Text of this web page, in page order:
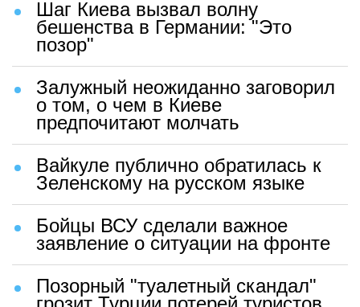
Шаг Киева вызвал волну
бешенства в Германии: "Это
позор"
Залужный неожиданно заговорил
о том, о чем в Киеве
предпочитают молчать
Вайкуле публично обратилась к
Зеленскому на русском языке
Бойцы ВСУ сделали важное
заявление о ситуации на фронте
Позорный "туалетный скандал"